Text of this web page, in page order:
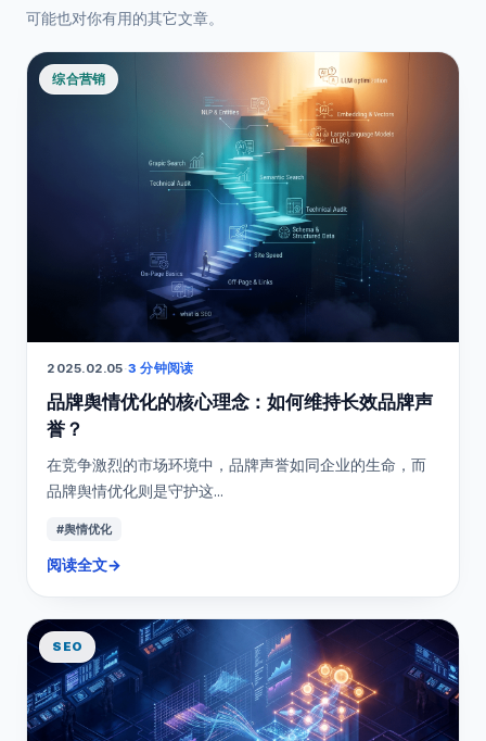
可能也对你有用的其它文章。
综合营销
2025.02.05·3 分钟阅读
品牌舆情优化的核心理念：如何维持长效品牌声
誉？
在竞争激烈的市场环境中，品牌声誉如同企业的生命，而
品牌舆情优化则是守护这...
#舆情优化
阅读全文→
SEO